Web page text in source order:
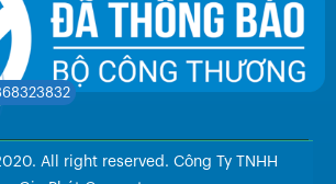
All right reserved. Công Ty TNHH